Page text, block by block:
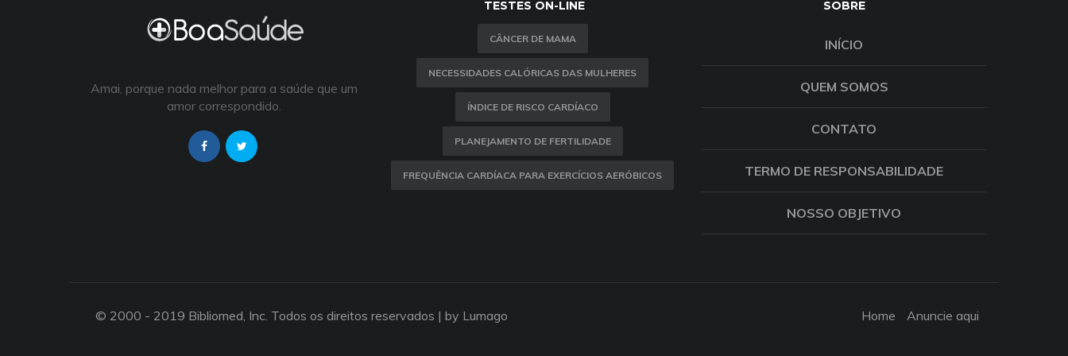
Amai, porque nada melhor para a saúde que um
amor correspondido.
TESTES ON-LINE
CÂNCER DE MAMA
NECESSIDADES CALÓRICAS DAS MULHERES
ÍNDICE DE RISCO CARDÍACO
PLANEJAMENTO DE FERTILIDADE
FREQUÊNCIA CARDÍACA PARA EXERCÍCIOS AERÓBICOS
SOBRE
INÍCIO
QUEM SOMOS
CONTATO
TERMO DE RESPONSABILIDADE
NOSSO OBJETIVO
Home Anuncie aqui
© 2000 - 2019 Bibliomed, Inc. Todos os direitos reservados | by Lumago